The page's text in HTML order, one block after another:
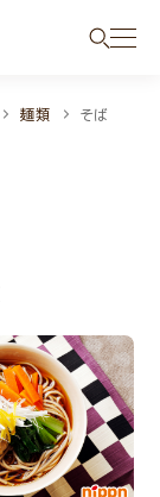
麺類 そば